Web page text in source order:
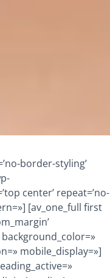
border-styling’
center’ repeat=’no-
[av_one_full first
background_color=»
mobile_display=»]